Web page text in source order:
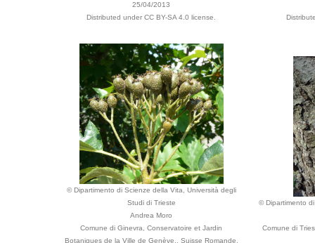
25/04/2013
Distributed under CC BY-SA 4.0 license.
© Dipartimento di Scienze della Vita, Università degli
Studi di Trieste
Andrea Moro
Comune di Ginevra, Conservatoire et Jardin
Botaniques de la Ville de Genève., Suisse Romande,
© Dipartimento
Comune di